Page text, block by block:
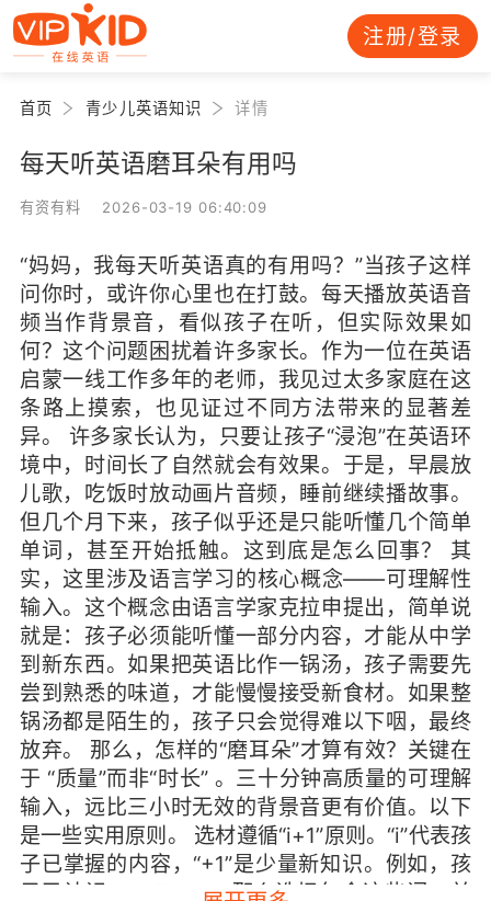
注册/登录
首页 青少儿英语知识 详情
每天听英语磨耳朵有用吗
有资有料 2026-03-19 06:40:09
“妈妈，我每天听英语真的有用吗？”当孩子这样
问你时，或许你心里也在打鼓。每天播放英语音
频当作背景音，看似孩子在听，但实际效果如
何？这个问题困扰着许多家长。作为一位在英语
启蒙一线工作多年的老师，我见过太多家庭在这
条路上摸索，也见证过不同方法带来的显著差
异。 许多家长认为，只要让孩子“浸泡”在英语环
境中，时间长了自然就会有效果。于是，早晨放
儿歌，吃饭时放动画片音频，睡前继续播故事。
但几个月下来，孩子似乎还是只能听懂几个简单
单词，甚至开始抵触。这到底是怎么回事？ 其
实，这里涉及语言学习的核心概念——可理解性
输入。这个概念由语言学家克拉申提出，简单说
就是：孩子必须能听懂一部分内容，才能从中学
到新东西。如果把英语比作一锅汤，孩子需要先
尝到熟悉的味道，才能慢慢接受新食材。如果整
锅汤都是陌生的，孩子只会觉得难以下咽，最终
放弃。 那么，怎样的“磨耳朵”才算有效？关键在
于 “质量”而非“时长” 。三十分钟高质量的可理解
输入，远比三小时无效的背景音更有价值。以下
是一些实用原则。 选材遵循“i+1”原则。“i”代表孩
子已掌握的内容，“+1”是少量新知识。例如，孩
子已认识“cat”“dog”，那么选择包含这些词，并